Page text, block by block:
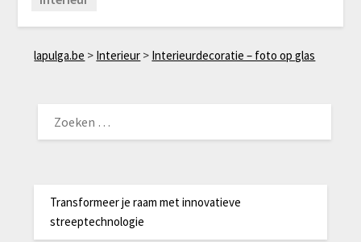
lapulga.be > Interieur > Interieurdecoratie – foto op glas
NAAR:
Transformeer je raam met innovatieve
streeptechnologie